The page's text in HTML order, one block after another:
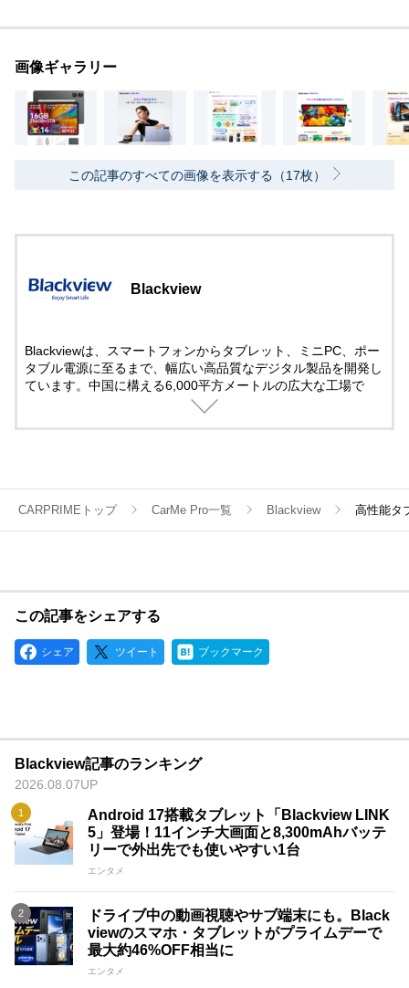
画像ギャラリー
この記事のすべての画像を表示する（17枚）
Blackview
Blackviewは、スマートフォンからタブレット、ミニPC、ポー
タブル電源に至るまで、幅広い高品質なデジタル製品を開発し
ています。中国に構える6,000平方メートルの広大な工場で
は、毎日1500～2000台のスマートフォンを世に送り出す実力
CARPRIMEトップ CarMe Pro一覧 Blackview 高性能タ
この記事をシェアする
シェア ツイート ブックマーク
Blackview記事のランキング
2026.08.07UP
Android 17搭載タブレット「Blackview LINK
5」登場！11インチ大画面と8,300mAhバッテ
リーで外出先でも使いやすい1台
エンタメ
ドライブ中の動画視聴やサブ端末にも。Black
viewのスマホ・タブレットがプライムデーで
最大約46%OFF相当に
エンタメ